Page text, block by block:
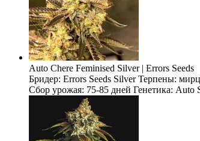
Auto Chere Feminised Silver | Errors Seeds
Бридер: Errors Seeds Silver Терпены:
Сбор урожая: 75-85 дней Генетика: Auto